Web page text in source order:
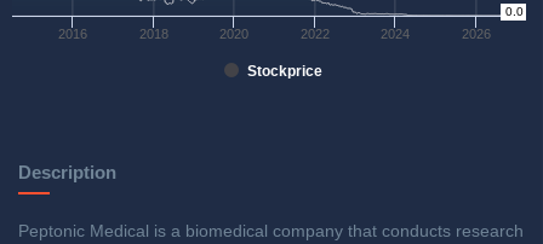
Stockprice
2016 2018 2020 2022 2024 2026
0
0.0
Description
Peptonic Medical is a biomedical company that conducts research